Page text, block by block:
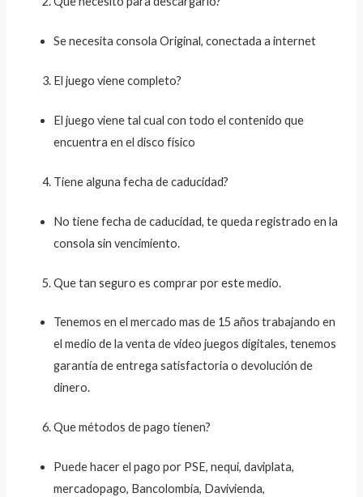
Se necesita consola Original, conectada a internet
El juego viene completo?
El juego viene tal cual con todo el contenido que
encuentra en el disco físico
Tiene alguna fecha de caducidad?
No tiene fecha de caducidad, te queda registrado en la
consola sin vencimiento.
Que tan seguro es comprar por este medio.
Tenemos en el mercado mas de 15 años trabajando en
el medio de la venta de video juegos digitales, tenemos
garantía de entrega satisfactoria o devolución de
dinero.
Que métodos de pago tienen?
Puede hacer el pago por PSE, nequi, daviplata,
mercadopago, Bancolombia, Davivienda,